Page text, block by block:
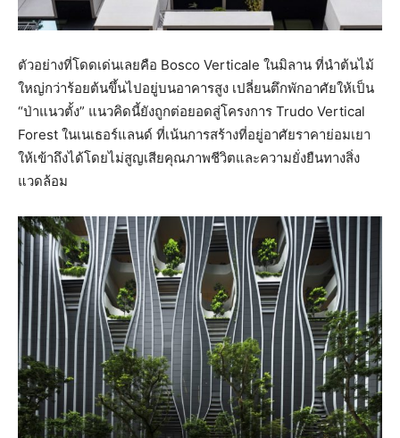
ตัวอย่างที่โดดเด่นเลยคือ Bosco Verticale ในมิลาน ที่นำต้นไม้
ใหญ่กว่าร้อยต้นขึ้นไปอยู่บนอาคารสูง เปลี่ยนตึกพักอาศัยให้เป็น
“ป่าแนวตั้ง” แนวคิดนี้ยังถูกต่อยอดสู่โครงการ Trudo Vertical
Forest ในเนเธอร์แลนด์ ที่เน้นการสร้างที่อยู่อาศัยราคาย่อมเยา
ให้เข้าถึงได้โดยไม่สูญเสียคุณภาพชีวิตและความยั่งยืนทางสิ่ง
แวดล้อม